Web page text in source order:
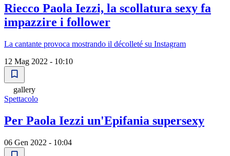
Riecco Paola Iezzi, la scollatura sexy fa
impazzire i follower
La cantante provoca mostrando il décolleté su Instagram
12 Mag 2022 - 10:10
gallery
Spettacolo
Per Paola Iezzi un'Epifania supersexy
06 Gen 2022 - 10:04